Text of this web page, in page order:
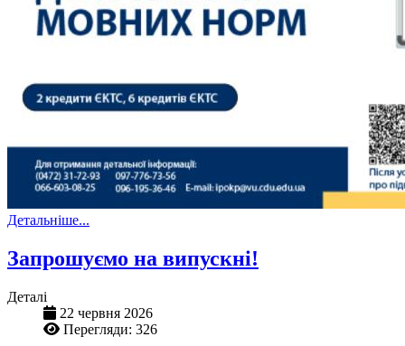
Детальніше...
Запрошуємо на випускні!
Деталі
22 червня 2026
Перегляди: 326